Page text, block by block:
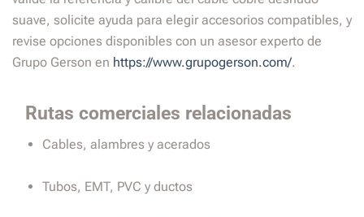
suave, solicite ayuda para elegir accesorios compatibles, y
revise opciones disponibles con un asesor experto de
Grupo Gerson en https://www.grupogerson.com/.
Rutas comerciales relacionadas
Cables, alambres y acerados
Tubos, EMT, PVC y ductos